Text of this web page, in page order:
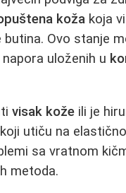
koža koja
Ovo stanje
uloženih u
visak kože ili je
utiču na
sa vratnom
metoda.